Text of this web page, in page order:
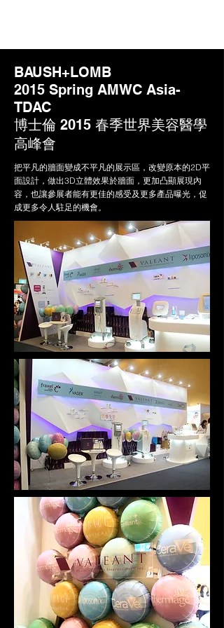
BAUSH+LOMB
2015 Spring AMWC Asia-
TDAC
博士倫 2015 春季世界美容醫學
高峰會
把平凡的牆面變成不平凡的展示區，改變原本的2D平
面設計，做出3D立體效果於牆面，更加凸顯展現內
容，也讓參展者能有更佳的感受及更多產品曝光，促
成更多令人駐足的機會。